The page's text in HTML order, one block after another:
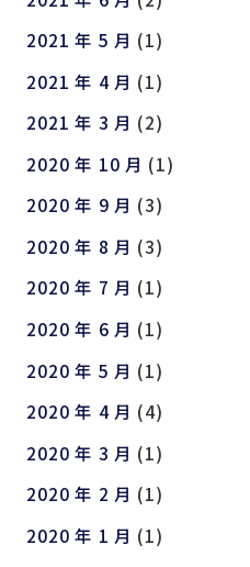
2021 年 5 月 (1)
2021 年 4 月 (1)
2021 年 3 月 (2)
2020 年 10 月 (1)
2020 年 9 月 (3)
2020 年 8 月 (3)
2020 年 7 月 (1)
2020 年 6 月 (1)
2020 年 5 月 (1)
2020 年 4 月 (4)
2020 年 3 月 (1)
2020 年 2 月 (1)
2020 年 1 月 (1)